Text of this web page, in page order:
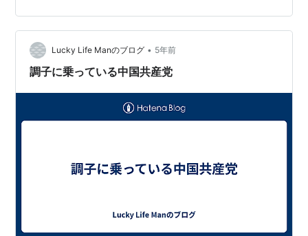
Lucky Life Manのブログ • 5年前
調子に乗っている中国共産党